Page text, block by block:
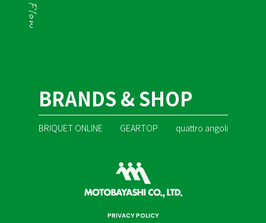
BRANDS & SHOP
BRIQUET ONLINE GEARTOP quattro angoli
PRIVACY POLICY